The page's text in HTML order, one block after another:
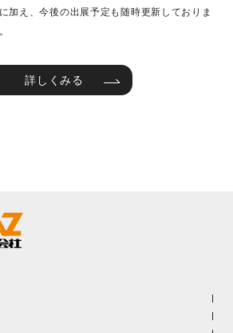
加え、今後の出展予定も随時更新しておりま
詳しくみる